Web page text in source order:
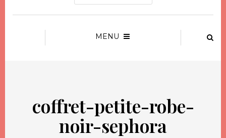
MENU
coffret-petite-robe-
noir-sephora